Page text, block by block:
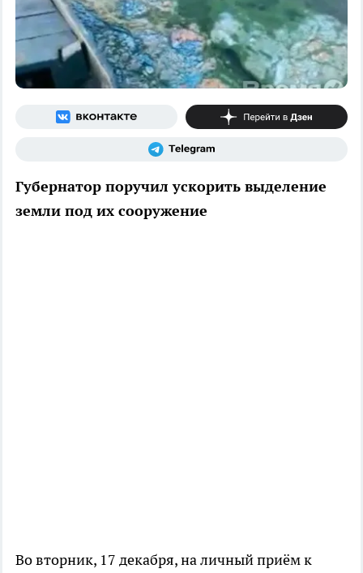
Губернатор поручил ускорить выделение
земли под их сооружение
Во вторник, 17 декабря, на личный приём к